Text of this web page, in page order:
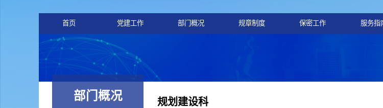
首页 党建工作 部门概况 规章制度 保密工作 服务指
部门概况 规划建设科